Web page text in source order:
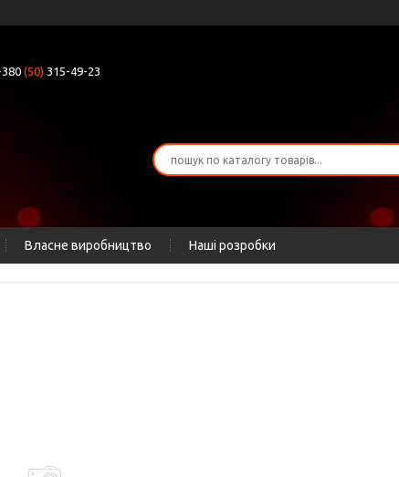
(50) 315-49-23
Власне виробництво Наші розробки